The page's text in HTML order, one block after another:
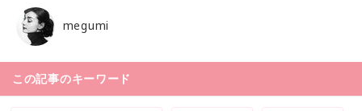
megumi
この記事のキーワード